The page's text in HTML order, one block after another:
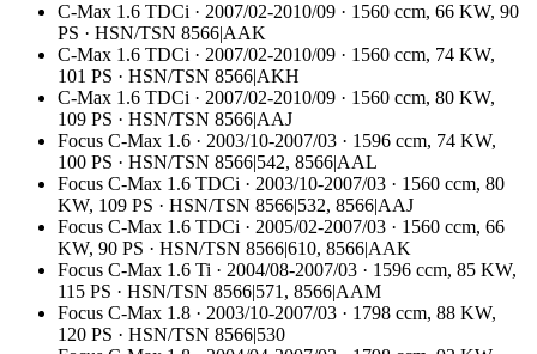
C-Max 1.6 TDCi · 2007/02-2010/09 · 1560 ccm, 66 KW, 90
PS · HSN/TSN 8566|AAK
C-Max 1.6 TDCi · 2007/02-2010/09 · 1560 ccm, 74 KW,
101 PS · HSN/TSN 8566|AKH
C-Max 1.6 TDCi · 2007/02-2010/09 · 1560 ccm, 80 KW,
109 PS · HSN/TSN 8566|AAJ
Focus C-Max 1.6 · 2003/10-2007/03 · 1596 ccm, 74 KW,
100 PS · HSN/TSN 8566|542, 8566|AAL
Focus C-Max 1.6 TDCi · 2003/10-2007/03 · 1560 ccm, 80
KW, 109 PS · HSN/TSN 8566|532, 8566|AAJ
Focus C-Max 1.6 TDCi · 2005/02-2007/03 · 1560 ccm, 66
KW, 90 PS · HSN/TSN 8566|610, 8566|AAK
Focus C-Max 1.6 Ti · 2004/08-2007/03 · 1596 ccm, 85 KW,
115 PS · HSN/TSN 8566|571, 8566|AAM
Focus C-Max 1.8 · 2003/10-2007/03 · 1798 ccm, 88 KW,
120 PS · HSN/TSN 8566|530